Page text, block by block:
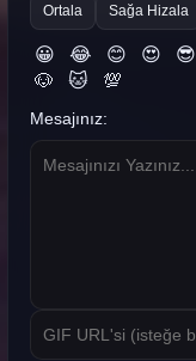
Ortala Sağa Hizala
😀 😂 😊 😍 😎
🐶
🐱 💯
Mesajınız: